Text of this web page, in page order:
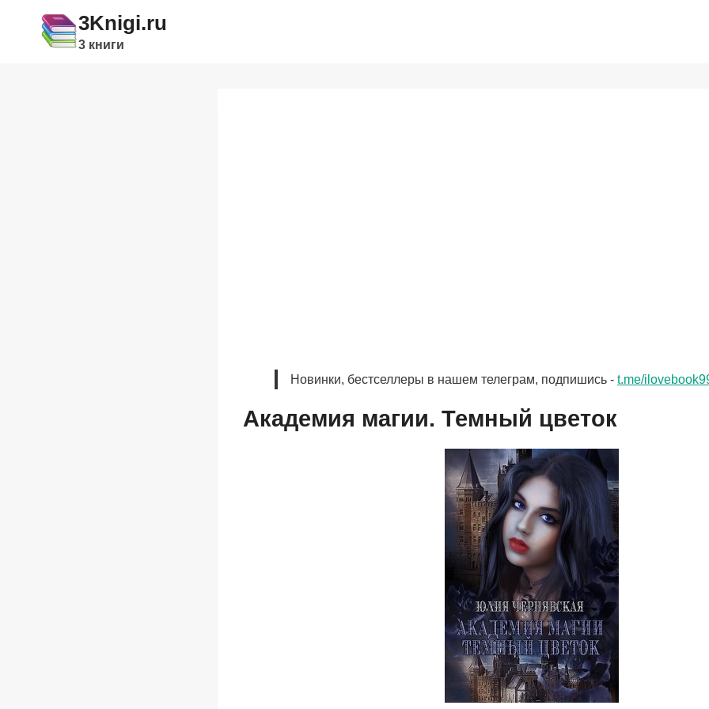
содержимому
3Knigi.ru
3 книги
Новинки, бестселлеры в нашем телеграм, подпишись - t.me/
Академия магии. Темный цветок